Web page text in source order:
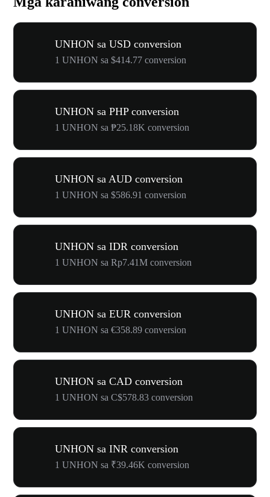
UNHON sa USD conversion
1 UNHON sa $414.77 conversion
UNHON sa PHP conversion
1 UNHON sa ₱25.18K conversion
UNHON sa AUD conversion
1 UNHON sa $586.91 conversion
UNHON sa IDR conversion
1 UNHON sa Rp7.41M conversion
UNHON sa EUR conversion
1 UNHON sa €358.89 conversion
UNHON sa CAD conversion
1 UNHON sa C$578.83 conversion
UNHON sa INR conversion
1 UNHON sa ₹39.46K conversion